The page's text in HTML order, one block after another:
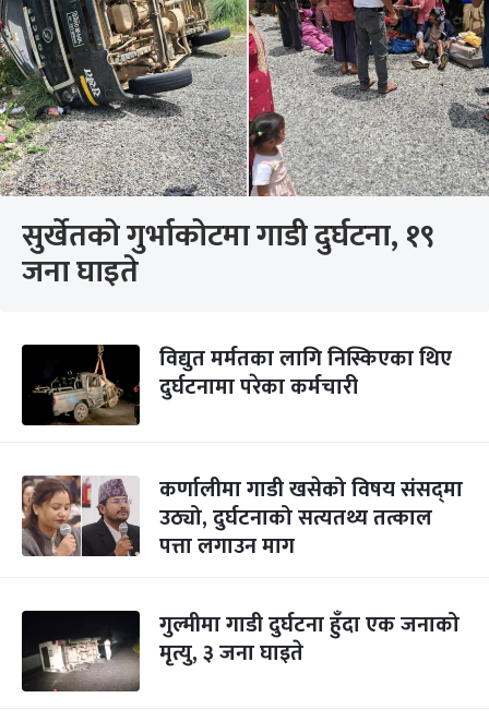
सुर्खेतको गुर्भाकोटमा गाडी दुर्घटना, १९
जना घाइते
विद्युत मर्मतका लागि निस्किएका थिए
दुर्घटनामा परेका कर्मचारी
कर्णालीमा गाडी खसेको विषय संसद्‍मा
उठ्यो, दुर्घटनाको सत्यतथ्य तत्काल
पत्ता लगाउन माग
गुल्मीमा गाडी दुर्घटना हुँदा एक जनाको
मृत्यु, ३ जना घाइते